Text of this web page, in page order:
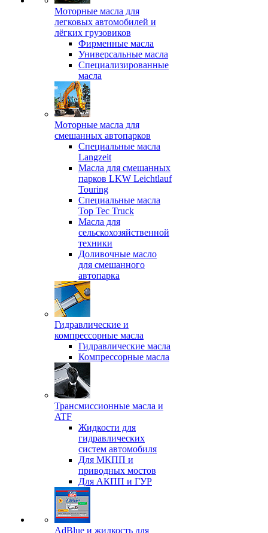
Моторные масла для
легковых автомобилей и
лёгких грузовиков
Фирменные масла
Универсальные масла
Специализированные
масла
Моторные масла для
смешанных автопарков
Специальные масла
Langzeit
Масла для смешанных
парков LKW Leichtlauf
Touring
Специальные масла
Top Tec Truck
Масла для
сельскохозяйственной
техники
Доливочные масло
для смешанного
автопарка
Гидравлические и
компрессорные масла
Гидравлические масла
Компрессорные масла
Трансмиссионные масла и
ATF
Жидкости для
гидравлических
систем автомобиля
Для МКПП и
приводных мостов
Для АКПП и ГУР
AdBlue и жидкость для